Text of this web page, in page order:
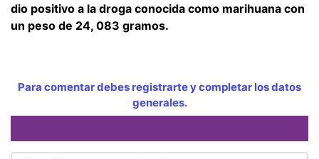
dio positivo a la droga conocida como marihuana con
un peso de 24, 083 gramos.
Para comentar debes registrarte y completar los datos
generales.